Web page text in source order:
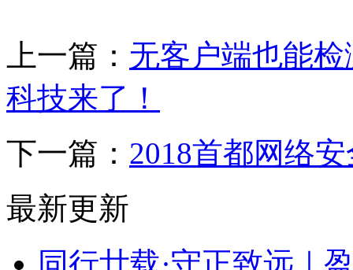
上一篇： 无客户端也能
科技来了！
下一篇： 2018首都网络
最新更新
同行廿载·守正致远｜